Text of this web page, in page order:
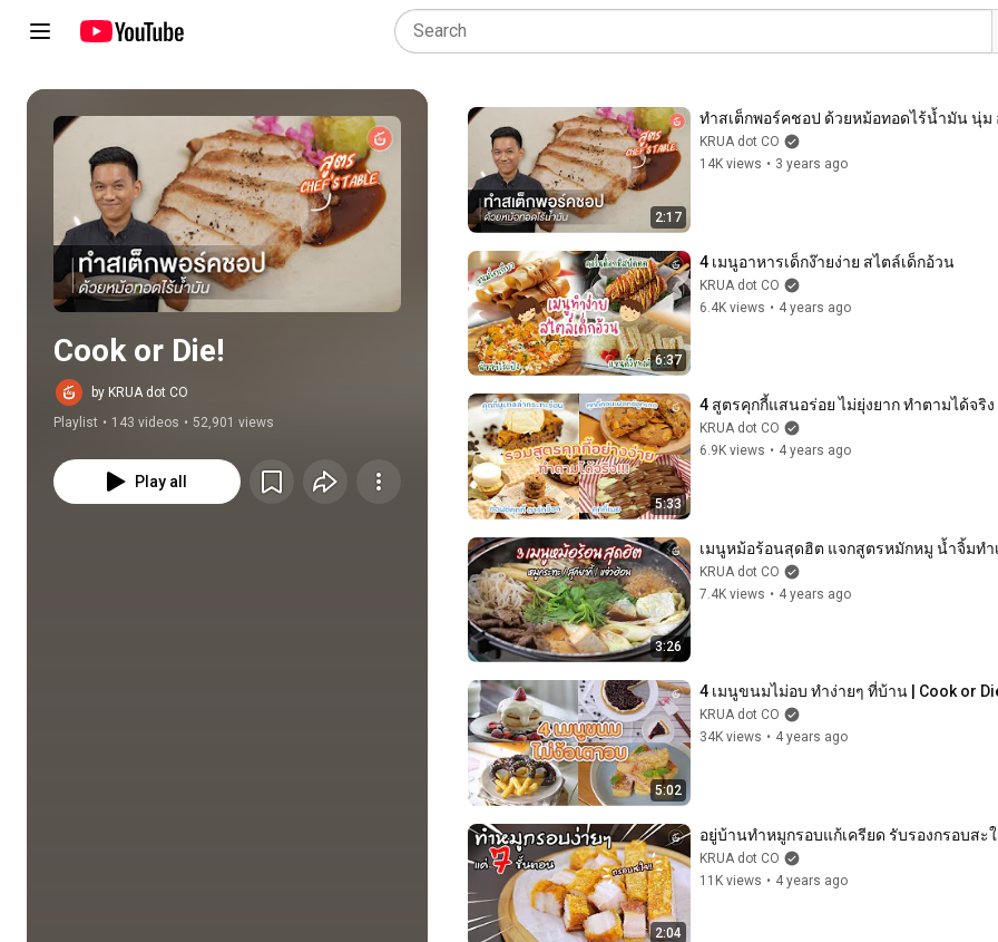
Play all
Cook or Die!
by KRUA dot CO
Playlist • 143 videos • 52,901 views
Play all
2:17
ทำสเต็กพอร์คชอป ด้วยหม้อทอดไร้น้ำมัน นุ่ม
KRUA dot CO
14K views • 3 years ago
6:37
4 เมนูอาหารเด็กง๊ายง่าย สไตล์เด็กอ้วน
KRUA dot CO
6.4K views • 4 years ago
5:33
4 สูตรคุกกี้แสนอร่อย ไม่ยุ่งยาก ทำตามได้จริง
KRUA dot CO
6.9K views • 4 years ago
3:26
เมนูหม้อร้อนสุดฮิต แจกสูตรหมักหมู น้ำจิ้มทำ
KRUA dot CO
7.4K views • 4 years ago
5:02
4 เมนูขนมไม่อบ ทำง่ายๆ ที่บ้าน | Cook or
KRUA dot CO
34K views • 4 years ago
2:04
อยู่บ้านทำหมูกรอบแก้เครียด รับรองกรอบสะ
KRUA dot CO
11K views • 4 years ago